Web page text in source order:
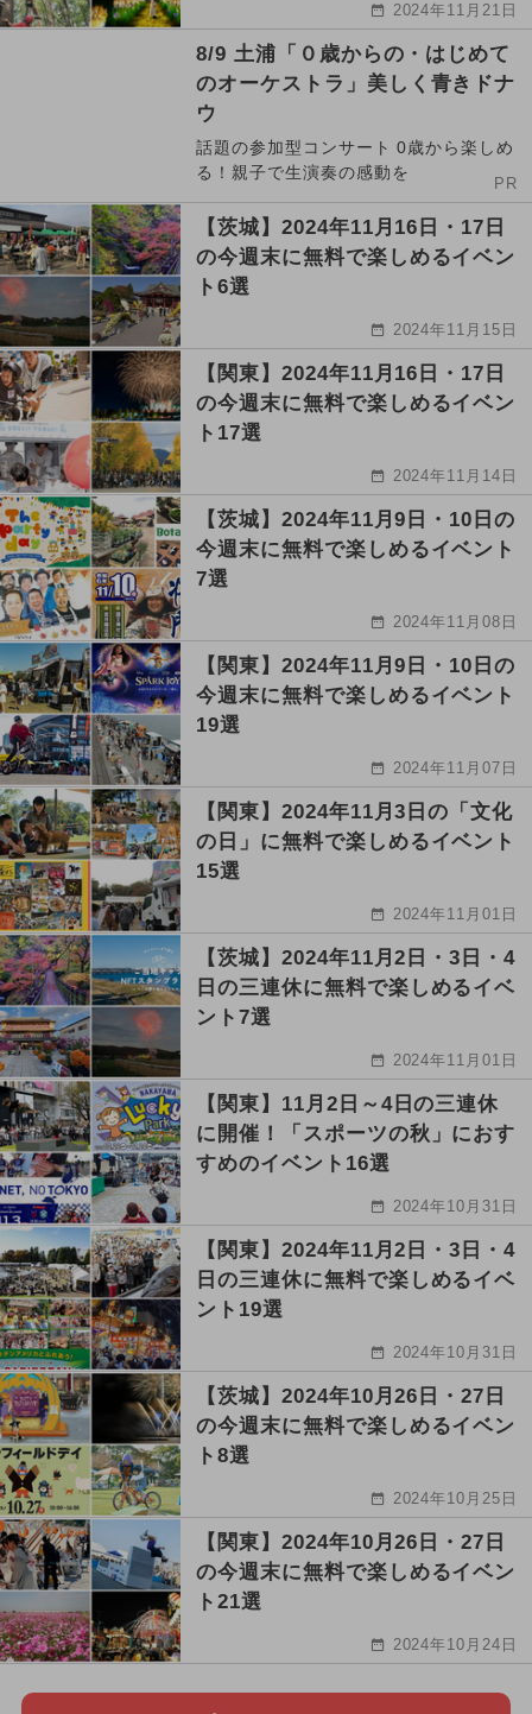
2024年11月21日
8/9 土浦「０歳からの・はじめて
のオーケストラ」美しく青きドナ
ウ
話題の参加型コンサート 0歳から楽しめ
る！親子で生演奏の感動を
PR
【茨城】2024年11月16日・17日
の今週末に無料で楽しめるイベン
ト6選
2024年11月15日
【関東】2024年11月16日・17日
の今週末に無料で楽しめるイベン
ト17選
2024年11月14日
【茨城】2024年11月9日・10日の
今週末に無料で楽しめるイベント
7選
2024年11月08日
【関東】2024年11月9日・10日の
今週末に無料で楽しめるイベント
19選
2024年11月07日
【関東】2024年11月3日の「文化
の日」に無料で楽しめるイベント
15選
2024年11月01日
【茨城】2024年11月2日・3日・4
日の三連休に無料で楽しめるイベ
ント7選
2024年11月01日
【関東】11月2日～4日の三連休
に開催！「スポーツの秋」におす
すめのイベント16選
2024年10月31日
【関東】2024年11月2日・3日・4
日の三連休に無料で楽しめるイベ
ント19選
2024年10月31日
【茨城】2024年10月26日・27日
の今週末に無料で楽しめるイベン
ト8選
2024年10月25日
【関東】2024年10月26日・27日
の今週末に無料で楽しめるイベン
ト21選
2024年10月24日